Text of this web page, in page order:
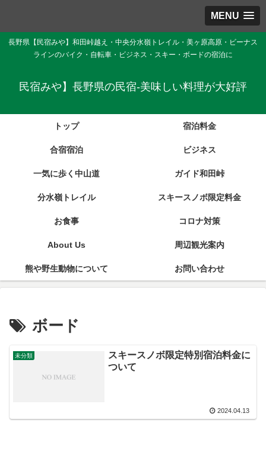
MENU
長野県【民宿みや】和田峠越え・中央分水嶺トレイル・美ヶ原高原・ビーナス
ラインのバイク・自転車・ビジネス・スキー・ボードの宿泊に
民宿みや】長野県の民宿-美味しい料理が大好評
トップ 宿泊料金
合宿宿泊 ビジネス
一気に歩く中山道 ガイド和田峠
分水嶺トレイル スキースノボ限定料金
お食事 コロナ対策
About Us 周辺観光案内
熊や野生動物について お問い合わせ
ボード
未分類
スキースノボ限定特別宿泊料金に
ついて
2024.04.13